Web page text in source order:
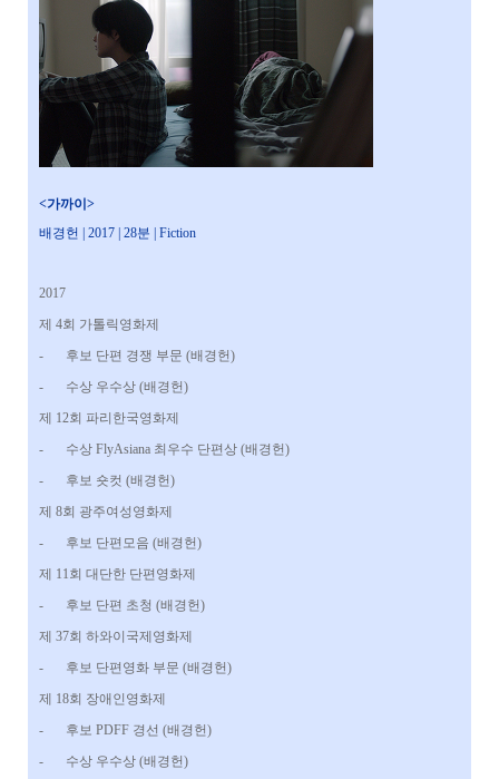
<가까이>
배경헌 | 2017 | 28분 | Fiction
2017
제 4회 가톨릭영화제
-
후보 단편 경쟁 부문 (배경헌)
-
수상 우수상 (배경헌)
제 12회 파리한국영화제
-
수상 FlyAsiana 최우수 단편상 (배경헌)
-
후보 숏컷 (배경헌)
제 8회 광주여성영화제
-
후보 단편모음 (배경헌)
제 11회 대단한 단편영화제
-
후보 단편 초청 (배경헌)
제 37회 하와이국제영화제
-
후보 단편영화 부문 (배경헌)
제 18회 장애인영화제
-
후보 PDFF 경선 (배경헌)
-
수상 우수상 (배경헌)